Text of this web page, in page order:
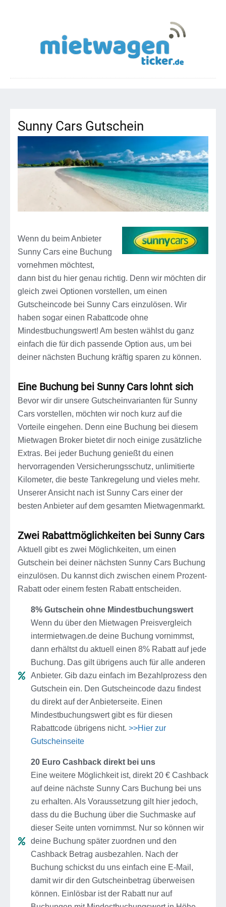
Sunny Cars Gutschein
Wenn du beim Anbieter
Sunny Cars eine Buchung
vornehmen möchtest,
dann bist du hier genau richtig. Denn wir möchten dir
gleich zwei Optionen vorstellen, um einen
Gutscheincode bei Sunny Cars einzulösen. Wir
haben sogar einen Rabattcode ohne
Mindestbuchungswert! Am besten wählst du ganz
einfach die für dich passende Option aus, um bei
deiner nächsten Buchung kräftig sparen zu können.
Eine Buchung bei Sunny Cars lohnt sich
Bevor wir dir unsere Gutscheinvarianten für Sunny
Cars vorstellen, möchten wir noch kurz auf die
Vorteile eingehen. Denn eine Buchung bei diesem
Mietwagen Broker bietet dir noch einige zusätzliche
Extras. Bei jeder Buchung genießt du einen
hervorragenden Versicherungsschutz, unlimitierte
Kilometer, die beste Tankregelung und vieles mehr.
Unserer Ansicht nach ist Sunny Cars einer der
besten Anbieter auf dem gesamten Mietwagenmarkt.
Zwei Rabattmöglichkeiten bei Sunny Cars
Aktuell gibt es zwei Möglichkeiten, um einen
Gutschein bei deiner nächsten Sunny Cars Buchung
einzulösen. Du kannst dich zwischen einem Prozent-
Rabatt oder einem festen Rabatt entscheiden.
8% Gutschein ohne Mindestbuchungswert
Wenn du über den Mietwagen Preisvergleich
intermietwagen.de deine Buchung vornimmst,
dann erhältst du aktuell einen 8% Rabatt auf jede
Buchung. Das gilt übrigens auch für alle anderen
Anbieter. Gib dazu einfach im Bezahlprozess den
Gutschein ein. Den Gutscheincode dazu findest
du direkt auf der Anbieterseite. Einen
Mindestbuchungswert gibt es für diesen
Rabattcode übrigens nicht. >>Hier zur
Gutscheinseite
20 Euro Cashback direkt bei uns
Eine weitere Möglichkeit ist, direkt 20 € Cashback
auf deine nächste Sunny Cars Buchung bei uns
zu erhalten. Als Voraussetzung gilt hier jedoch,
dass du die Buchung über die Suchmaske auf
dieser Seite unten vornimmst. Nur so können wir
deine Buchung später zuordnen und den
Cashback Betrag ausbezahlen. Nach der
Buchung schickst du uns einfach eine E-Mail,
damit wir dir den Gutscheinbetrag überweisen
können. Einlösbar ist der Rabatt nur auf